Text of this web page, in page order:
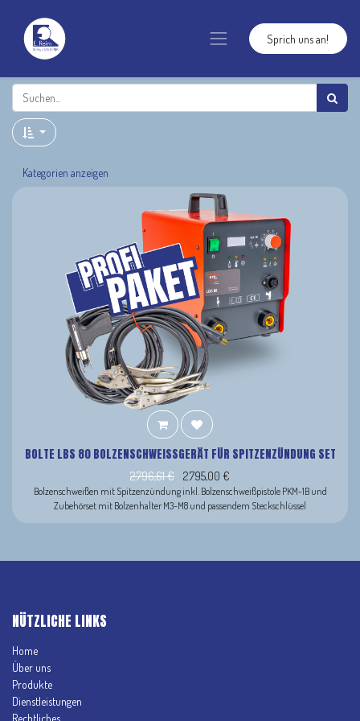
Sprich uns an!
Kategorien anzeigen
BOLTE LBS 80 BOLZENSCHWEISSGERÄT FÜR SPITZENZÜNDUNG SET
2.796,61€ 2.795,00 €
Bolzenschweißen mit Spitzenzündung inkl. Bolzenschweißpistole PKM-1B und
Zubehörset mit Bolzenhalter M3-M8 und passendem Steckschlüssel
NÜTZLICHE LINKS
Home
Über uns
Produkte
Dienstleistungen
Rechtliches